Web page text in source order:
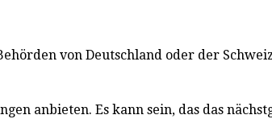
von Deutschland oder der
anbieten. Es kann sein, das das